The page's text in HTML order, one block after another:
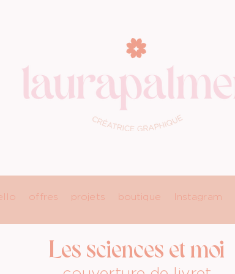
offres projets boutique Instagram
Les sciences et moi